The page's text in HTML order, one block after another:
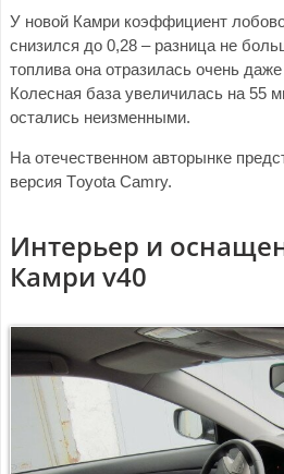
У новой Камри коэффициент
снизился до 0,28 – разница не
топлива она отразилась очень
Колесная база увеличилась на 55
остались неизменными.
На отечественном авторынке
версия Тoyota Сamry.
Интерьер и
Камри v40